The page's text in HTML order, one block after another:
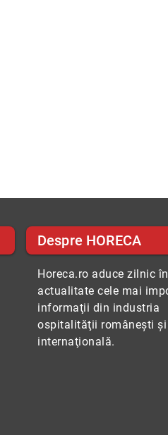
Despre HORECA
Horeca.ro aduce zilnic în
actualitate cele mai
informaţii din industria
ospitalităţii româneşti şi
internaţională.